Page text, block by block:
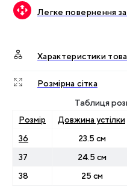
Легке повернення
Характеристики
Розмірна сітка
Розмір Довжина устілки
36
23.5 см
37
24.5 см
38
25 см
Таблиця